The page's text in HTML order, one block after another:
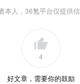
本人，36氪平台仅提供信
4
好文章，需要你的鼓励